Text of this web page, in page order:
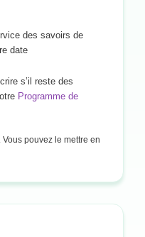
des savoirs de
date
s’il reste des
Programme de
. Vous pouvez le mettre en